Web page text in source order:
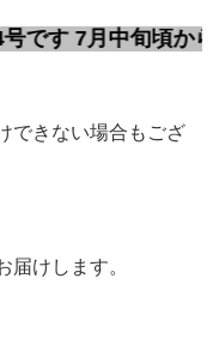
旬頃から極少量だ
できない場合もござ
届けします。